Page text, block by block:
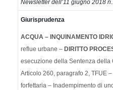
Newsletter dell’11 giugno 2018
Giurisprudenza
ACQUA – INQUINAMENTO
reflue urbane – DIRITTO
esecuzione della Sentenza della
Articolo 260, paragrafo 2, TFUE
forfettaria – Inadempimento di